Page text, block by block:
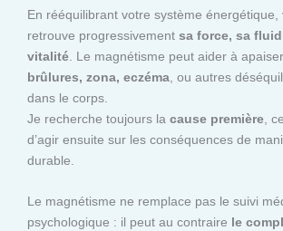
En rééquilibrant votre système énergétique,
retrouve progressivement sa force, sa
vitalité . Le magnétisme peut aider à
brûlures, zona, eczéma , ou autres
dans le corps.
Je recherche toujours la cause première ,
d’agir ensuite sur les conséquences de
durable.
Le magnétisme ne remplace pas le suivi
psychologique : il peut au contraire le